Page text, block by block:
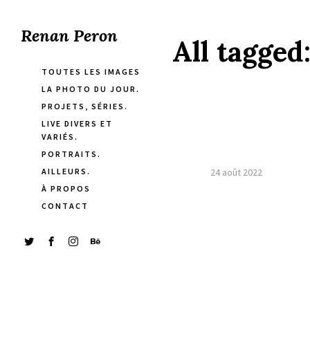
Renan Peron
TOUTES LES IMAGES
LA PHOTO DU JOUR.
PROJETS, SÉRIES.
LIVE DIVERS ET
VARIÉS.
PORTRAITS.
AILLEURS.
À PROPOS
CONTACT
All tagged:
24 août 2022